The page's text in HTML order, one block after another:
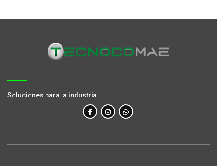
Soluciones para la industria.